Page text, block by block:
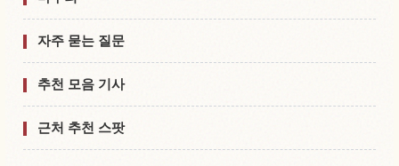
자주 묻는 질문
추천 모음 기사
근처 추천 스팟